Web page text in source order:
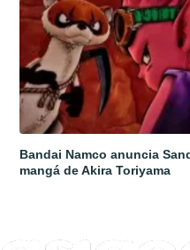
Bandai Namco anuncia
mangá de Akira Toriyama